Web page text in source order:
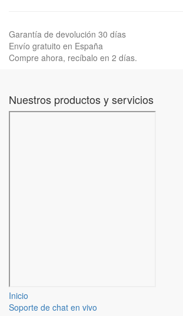
Garantía de devolución 30 días
Envío gratuito en España
Compre ahora, recíbalo en 2 días.
Nuestros productos y servicios
Inicio
Soporte de chat en vivo